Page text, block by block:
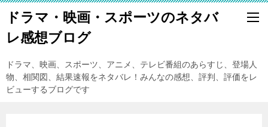
ドラマ・映画・スポーツのネタバ
レ感想ブログ
ドラマ、映画、スポーツ、アニメ、テレビ番組のあらすじ、登場人
物、相関図、結果速報をネタバレ！みんなの感想、評判、評価をレ
ビューするブログです